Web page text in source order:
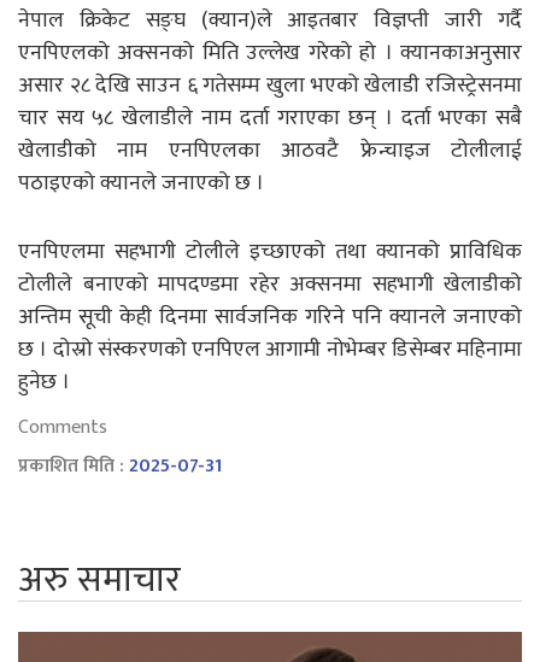
नेपाल क्रिकेट सङ्घ (क्यान)ले आइतबार विज्ञप्ती जारी गर्दै
एनपिएलको अक्सनको मिति उल्लेख गरेको हो । क्यानकाअनुसार
असार २८ देखि साउन ६ गतेसम्म खुला भएको खेलाडी रजिस्ट्रेसनमा
चार सय ५८ खेलाडीले नाम दर्ता गराएका छन् । दर्ता भएका सबै
खेलाडीको नाम एनपिएलका आठवटै फ्रेन्चाइज टोलीलाई
पठाइएको क्यानले जनाएको छ ।
एनपिएलमा सहभागी टोलीले इच्छाएको तथा क्यानको प्राविधिक
टोलीले बनाएको मापदण्डमा रहेर अक्सनमा सहभागी खेलाडीको
अन्तिम सूची केही दिनमा सार्वजनिक गरिने पनि क्यानले जनाएको
छ । दोस्रो संस्करणको एनपिएल आगामी नोभेम्बर डिसेम्बर महिनामा
हुनेछ ।
Comments
प्रकाशित मिति :2025-07-31
अरु समाचार